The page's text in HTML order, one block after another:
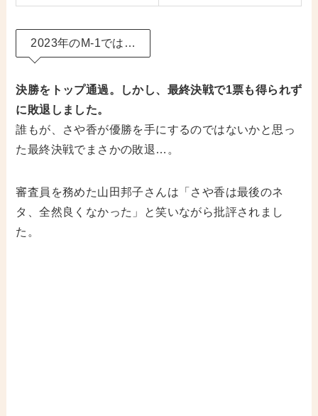
2023年のM-1では…
決勝をトップ通過。しかし、最終決戦で1票も得られず
に敗退しました。
誰もが、さや香が優勝を手にするのではないかと思っ
た最終決戦でまさかの敗退…。
審査員を務めた山田邦子さんは「さや香は最後のネ
タ、全然良くなかった」と笑いながら批評されまし
た。